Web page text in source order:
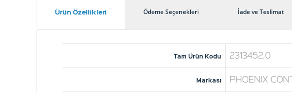
Ürün Özellikleri Ödeme Seçenekleri İade ve Teslimat
Tam Ürün Kodu 2313452.0
Markası PHOENIX